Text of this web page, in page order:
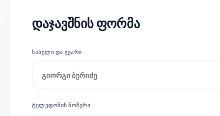
დაჯავშნის ფორმა
ᲡᲐᲮᲔᲚᲘ ᲓᲐ ᲒᲕᲐᲠᲘ
ᲢᲔᲚᲔᲤᲝᲜᲘᲡ ᲜᲝᲛᲔᲠᲘ